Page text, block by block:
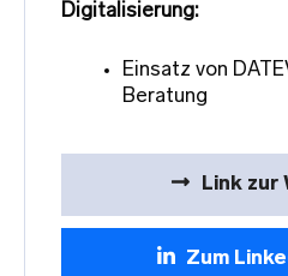
Digitalisierung:
Einsatz von
Beratung
Link zur
Zum